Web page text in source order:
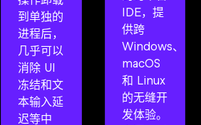
到单独的
进程后，
几乎可以
消除 UI
冻结和文
本输入延
迟等中
IDE，提
供跨
Windows、
macOS
和 Linux
的无缝开
发体验。